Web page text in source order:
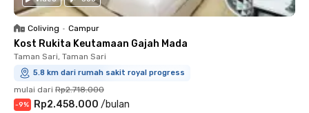
Coliving • Campur
Kost Rukita Keutamaan Gajah Mada
Taman Sari, Taman Sari
5.8 km dari rumah sakit royal progress
mulai dari Rp2.718.000
-9% Rp2.458.000 /bulan